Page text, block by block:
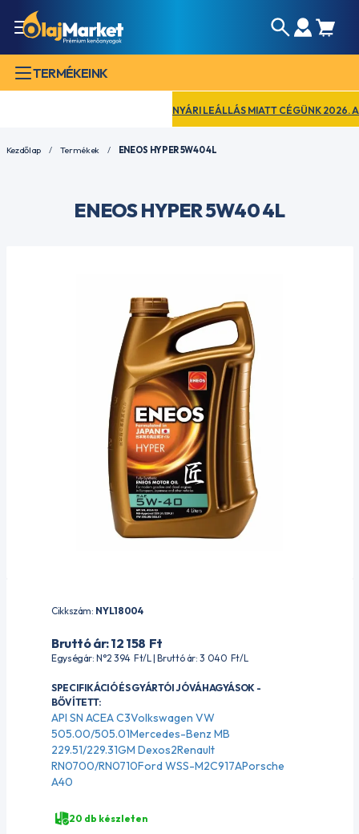
TERMÉKEINK
NYÁRI LEÁLLÁS MIATT CÉGÜNK 2026.
Kezdőlap Termékek ENEOS HYPER 5W40 4L
ENEOS HYPER 5W40 4L
Cikkszám: NYL18004
Bruttó ár: 12 158 Ft
Egységár: N°2 394 Ft/L | Bruttó ár: 3 040 Ft/L
SPECIFIKÁCIÓ ÉS GYÁRTÓI JÓVÁHAGYÁSOK -
BŐVÍTETT:
API SN ACEA C3Volkswagen VW
505.00/505.01Mercedes-Benz MB
229.51/229.31GM Dexos2Renault
RN0700/RN0710Ford WSS-M2C917APorsche
A40
20 db készleten